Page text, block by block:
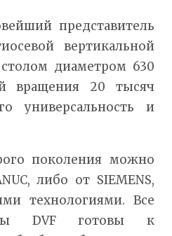
представитель
вертикальной
диаметром 630
вращения 20 тысяч
универсальность и
поколения можно
либо от SIEMENS,
технологиями. Все
DVF готовы к